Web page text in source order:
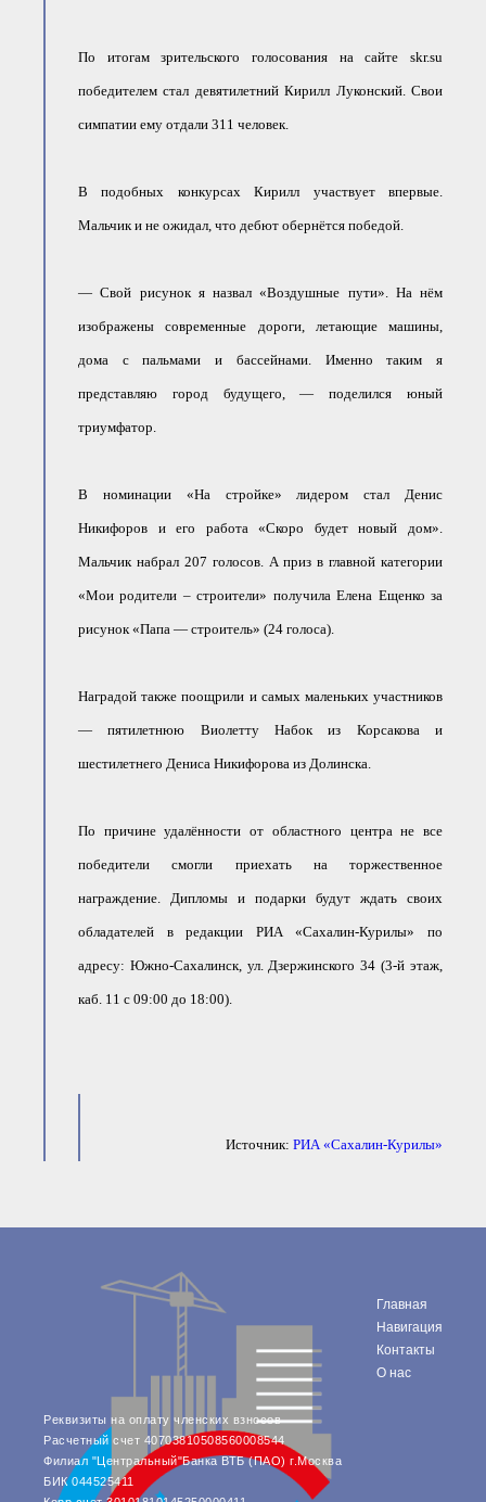
По итогам зрительского голосования на сайте skr.su
победителем стал девятилетний Кирилл Луконский. Свои
симпатии ему отдали 311 человек.
В подобных конкурсах Кирилл участвует впервые.
Мальчик и не ожидал, что дебют обернётся победой.
— Свой рисунок я назвал «Воздушные пути». На нём
изображены современные дороги, летающие машины,
дома с пальмами и бассейнами. Именно таким я
представляю город будущего, — поделился юный
триумфатор.
В номинации «На стройке» лидером стал Денис
Никифоров и его работа «Скоро будет новый дом».
Мальчик набрал 207 голосов. А приз в главной категории
«Мои родители – строители» получила Елена Ещенко за
рисунок «Папа — строитель» (24 голоса).
Наградой также поощрили и самых маленьких участников
— пятилетнюю Виолетту Набок из Корсакова и
шестилетнего Дениса Никифорова из Долинска.
По причине удалённости от областного центра не все
победители смогли приехать на торжественное
награждение. Дипломы и подарки будут ждать своих
обладателей в редакции РИА «Сахалин-Курилы» по
адресу: Южно-Сахалинск, ул. Дзержинского 34 (3-й этаж,
каб. 11 с 09:00 до 18:00).
Источник: РИА «Сахалин-Курилы»
Реквизиты на оплату членских взносов
Расчетный счет 40703810508560008544
Филиал "Центральный"Банка ВТБ (ПАО) г.Москва
БИК 044525411
Главная
Навигация
Контакты
О нас